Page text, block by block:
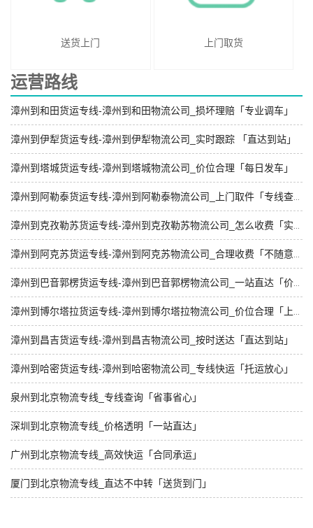
送货上门 上门取货
运营路线
漳州到和田货运专线-漳州到和田物流公司_损坏理赔「专业调车」
漳州到伊犁货运专线-漳州到伊犁物流公司_实时跟踪 「直达到站」
漳州到塔城货运专线-漳州到塔城物流公司_价位合理「每日发车」
漳州到昌吉货运专线-漳州到昌吉物流公司_按时送达「直达到站」
漳州到哈密货运专线-漳州到哈密物流公司_专线快运「托运放心」
泉州到北京物流专线_专线查询「省事省心」
深圳到北京物流专线_价格透明「一站直达」
广州到北京物流专线_高效快运「合同承运」
厦门到北京物流专线_直达不中转「送货到门」